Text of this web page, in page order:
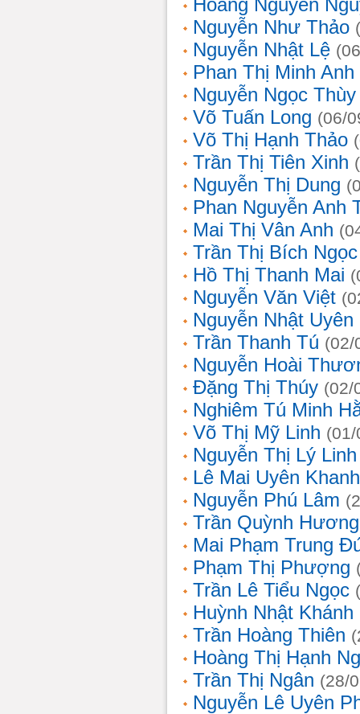
Hoàng Nguyễn
Nguyễn Như Thảo
Nguyễn Nhật Lệ
Phan Thị Minh Anh
Nguyễn Ngọc
Võ Tuấn Long (06/
Võ Thị Hạnh Thảo
Trần Thị Tiên Xinh
Nguyễn Thị Dung
Phan Nguyễn Anh
Mai Thị Vân Anh
Trần Thị Bích Ngọc
Hồ Thị Thanh Mai
Nguyễn Văn Việt
Nguyễn Nhật Uyên
Trần Thanh Tú (02/
Nguyễn Hoài
Đặng Thị Thúy (02/
Nghiêm Tú Minh
Võ Thị Mỹ Linh
Nguyễn Thị Lý Linh
Lê Mai Uyên Khanh
Nguyễn Phú Lâm
Trần Quỳnh Hương
Mai Phạm Trung
Phạm Thị Phượng
Trần Lê Tiểu Ngọc
Huỳnh Nhật Khánh
Trần Hoàng Thiên
Hoàng Thị Hạnh
Trần Thị Ngân (28/
Nguyễn Lê Uyên